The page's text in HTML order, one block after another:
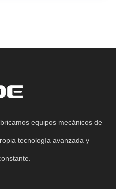
equipos mecánicos de
tecnología avanzada y